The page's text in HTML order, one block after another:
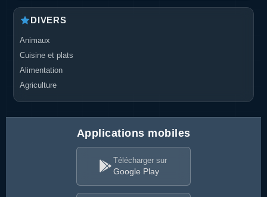
DIVERS
Animaux
Cuisine et plats
Alimentation
Agriculture
Applications mobiles
Télécharger sur
Google Play